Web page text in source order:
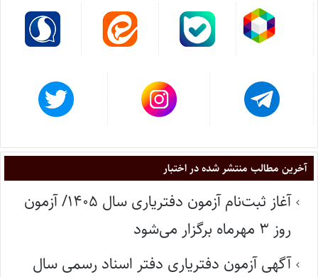
آخرین مطالب منتشر شده در اختبار
آغاز ثبت‌نام آزمون دفتریاری سال ۱۴۰۵/ آزمون
روز ۳ مهرماه برگزار می‌شود
آگهی آزمون دفتریاری دفتر اسناد رسمی سال